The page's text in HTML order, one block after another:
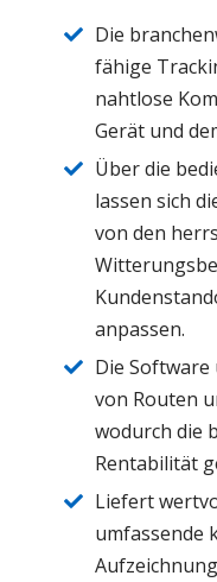
Die
fähige
nahtlose
Gerät und
Über die
lassen sich
von den
anpassen.
Die
von Routen
wodurch die
Rentabilität
Liefert
umfassende